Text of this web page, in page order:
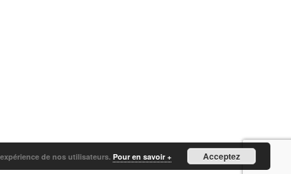
de nos utilisateurs. Pour en savoir + Acceptez